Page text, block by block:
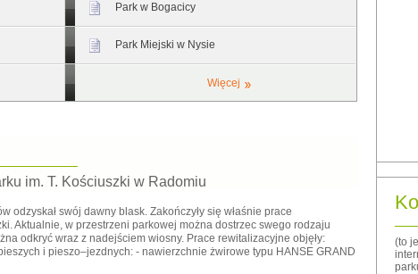
Park w Bogacicy
Park Miejski w Nysie
Więcej
im. T. Kościuszki w Radomiu
swój dawny blask. Zakończyły się właśnie prace
Aktualnie, w przestrzeni parkowej można dostrzec swego rodzaju
odkryć wraz z nadejściem wiosny. Prace rewitalizacyjne objęły:
i pieszo–jezdnych: - nawierzchnie żwirowe typu HANSE GRAND
(to